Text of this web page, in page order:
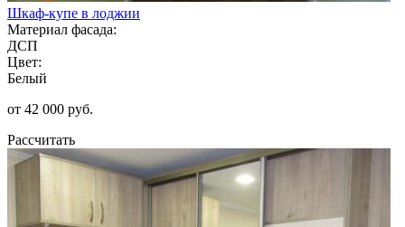
Шкаф-купе в лоджии
Материал фасада:
ДСП
Цвет:
Белый
от 42 000 руб.
Рассчитать